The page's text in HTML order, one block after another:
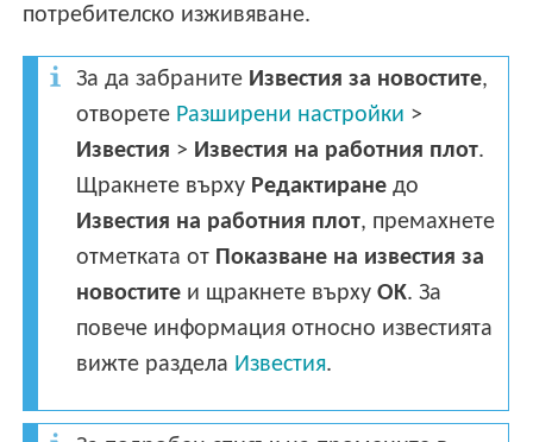
потребителско изживяване.
За да забраните Известия за новостите,
отворете Разширени настройки >
Известия > Известия на работния плот.
Щракнете върху Редактиране до
Известия на работния плот, премахнете
отметката от Показване на известия за
новостите и щракнете върхуOK. За
повече информация относно известията
вижте раздела Известия.